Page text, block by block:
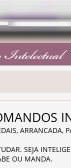
ARRANCADA,
SEJA
OU MANDA.